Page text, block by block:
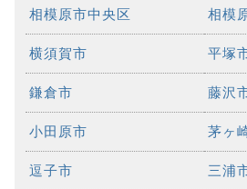
相模原市中央区 相模
横須賀市 平塚
鎌倉市 藤沢
小田原市 茅ヶ
逗子市 三浦